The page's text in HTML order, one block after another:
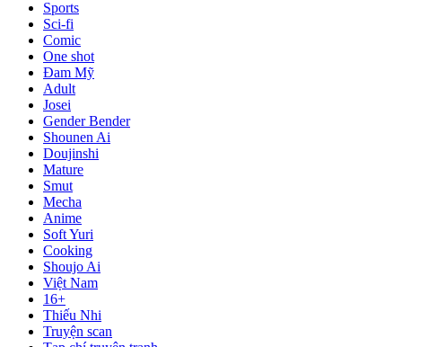
Sports
Sci-fi
Comic
One shot
Đam Mỹ
Adult
Josei
Gender Bender
Shounen Ai
Doujinshi
Mature
Smut
Mecha
Anime
Soft Yuri
Cooking
Shoujo Ai
Việt Nam
16+
Thiếu Nhi
Truyện scan